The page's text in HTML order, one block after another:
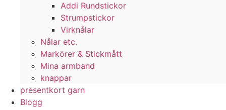
Addi Rundstickor
Strumpstickor
Virknålar
Nålar etc.
Markörer & Stickmått
Mina armband
knappar
presentkort garn
Blogg